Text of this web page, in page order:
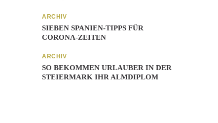
ARCHIV
SIEBEN SPANIEN-TIPPS FÜR
CORONA-ZEITEN
ARCHIV
SO BEKOMMEN URLAUBER IN DER
STEIERMARK IHR ALMDIPLOM